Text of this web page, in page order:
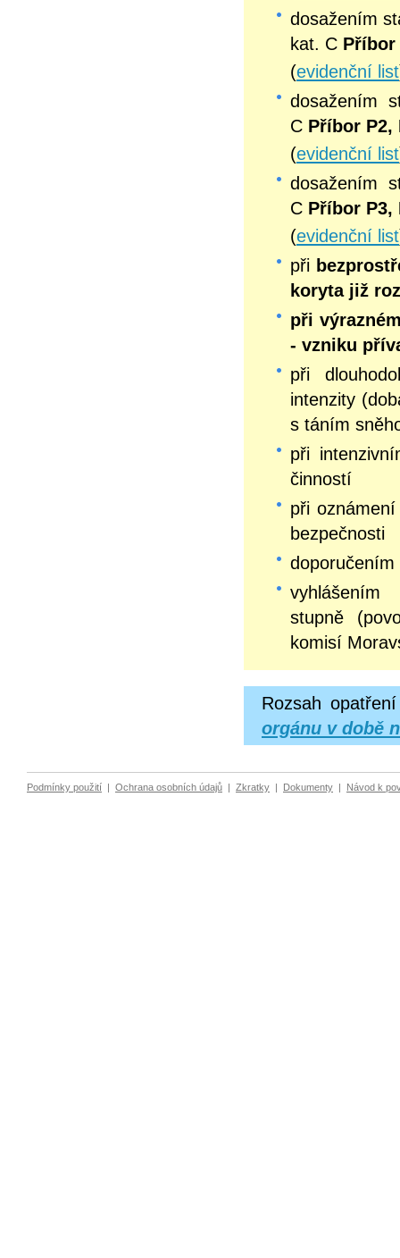
dosažením
kat. C Příbor
(evidenční list
dosažením
C Příbor P2,
(evidenční list
dosažením
C Příbor P3,
(evidenční list
při
koryta již
při
- vzniku
při
intenzity
s táním
při
činností
při
bezpečnosti
stupně
komisí
Rozsah
orgánu v době
Podmínky použití | Ochrana osobních údajů | Zkratky | Dokumenty | Návod k